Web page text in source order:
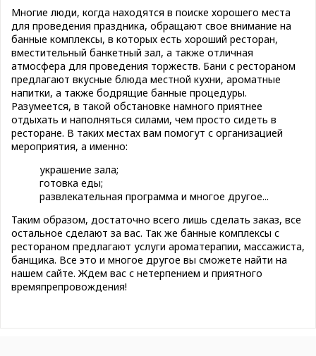
Многие люди, когда находятся в поиске хорошего места
для проведения праздника, обращают свое внимание на
банные комплексы, в которых есть хороший ресторан,
вместительный банкетный зал, а также отличная
атмосфера для проведения торжеств. Бани с рестораном
предлагают вкусные блюда местной кухни, ароматные
напитки, а также бодрящие банные процедуры.
Разумеется, в такой обстановке намного приятнее
отдыхать и наполняться силами, чем просто сидеть в
ресторане. В таких местах вам помогут с организацией
мероприятия, а именно:
украшение зала;
готовка еды;
развлекательная программа и многое другое...
Таким образом, достаточно всего лишь сделать заказ, все
остальное сделают за вас. Так же банные комплексы с
рестораном предлагают услуги ароматерапии, массажиста,
банщика. Все это и многое другое вы сможете найти на
нашем сайте. Ждем вас с нетерпением и приятного
времяпрепровождения!